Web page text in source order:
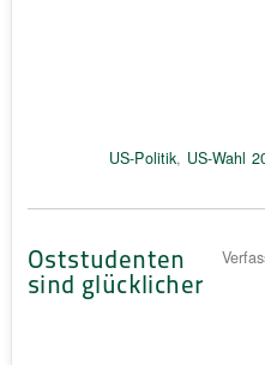
US-Politik, US-Wahl
Oststudenten
sind glücklicher